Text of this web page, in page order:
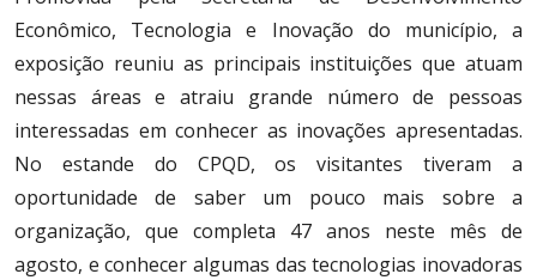
Econômico, Tecnologia e Inovação do município, a
exposição reuniu as principais instituições que atuam
nessas áreas e atraiu grande número de pessoas
interessadas em conhecer as inovações apresentadas.
No estande do CPQD, os visitantes tiveram a
oportunidade de saber um pouco mais sobre a
organização, que completa 47 anos neste mês de
agosto, e conhecer algumas das tecnologias inovadoras